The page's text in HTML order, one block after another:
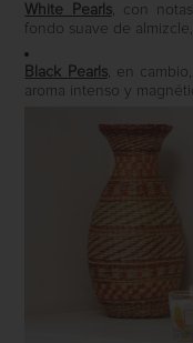
White Pearls, con
fondo suave de
Black Pearls, en
aroma intenso y